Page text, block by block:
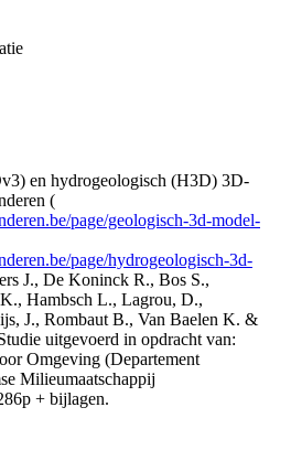
en hydrogeologisch (H3D) 3D-
(
page/geologisch-3d-model-
page/hydrogeologisch-3d-
J., De Koninck R., Bos S.,
Hambsch L., Lagrou, D.,
J., Rombaut B., Van Baelen K. &
uitgevoerd in opdracht van:
Omgeving (Departement
Milieumaatschappij
+ bijlagen.